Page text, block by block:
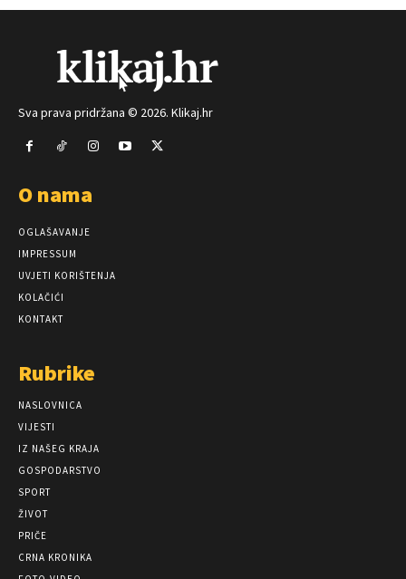
Sva prava pridržana © 2026. Klikaj.hr
O nama
OGLAŠAVANJE
IMPRESSUM
UVJETI KORIŠTENJA
KOLAČIĆI
KONTAKT
Rubrike
NASLOVNICA
VIJESTI
IZ NAŠEG KRAJA
GOSPODARSTVO
SPORT
ŽIVOT
PRIČE
CRNA KRONIKA